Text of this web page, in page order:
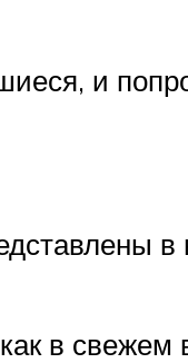
и
в свежем